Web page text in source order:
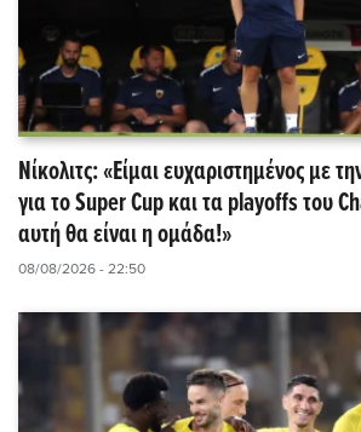
Νίκολιτς: «Είμαι ευχαριστημένος με
για το Super Cup και τα playoffs του
αυτή θα είναι η ομάδα!»
08/08/2026 - 22:50